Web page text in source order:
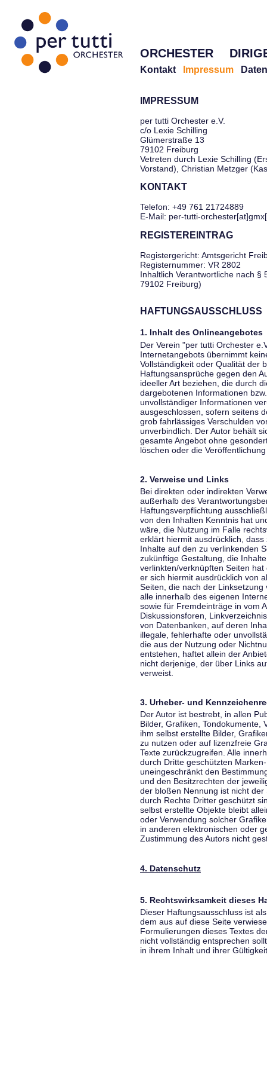
ORCHESTER
Kontakt Impressum
IMPRESSUM
per tutti Orchester e.V.
c/o Lexie Schilling
Glümerstraße 13
79102 Freiburg
Vetreten durch Lexie Schilling
Vorstand), Christian Metzger
KONTAKT
Telefon: +49 761 21724889
E-Mail: per-tutti-
REGISTEREINTRAG
Registergericht: Amtsgericht
Registernummer: VR 2802
Inhaltlich Verantwortliche nach §
79102 Freiburg)
HAFTUNGSAUSSCHLUSS
1. Inhalt des Onlineangebotes
Der Verein "per tutti Orchester
Internetangebots übernimmt
Vollständigkeit oder Qualität der
Haftungsansprüche gegen den
ideeller Art beziehen, die durch
dargebotenen Informationen
unvollständiger Informationen
ausgeschlossen, sofern seitens
grob fahrlässiges Verschulden
unverbindlich. Der Autor behält
gesamte Angebot ohne
löschen oder die
2. Verweise und Links
Bei direkten oder indirekten
außerhalb des
Haftungsverpflichtung
von den Inhalten Kenntnis hat
wäre, die Nutzung im Falle
erklärt hiermit ausdrücklich,
Inhalte auf den zu verlinkenden
zukünftige Gestaltung, die
verlinkten/verknüpften Seiten
er sich hiermit ausdrücklich von
Seiten, die nach der
alle innerhalb des eigenen
sowie für Fremdeinträge in vom
Diskussionsforen,
von Datenbanken, auf deren
illegale, fehlerhafte oder
die aus der Nutzung oder
entstehen, haftet allein der
nicht derjenige, der über Links
verweist.
3. Urheber- und
Der Autor ist bestrebt, in allen
Bilder, Grafiken, Tondokumente,
ihm selbst erstellte Bilder,
zu nutzen oder auf lizenzfreie
Texte zurückzugreifen. Alle
durch Dritte geschützten
uneingeschränkt den
und den Besitzrechten der
der bloßen Nennung ist nicht
durch Rechte Dritter geschützt
selbst erstellte Objekte bleibt
oder Verwendung solcher
in anderen elektronischen oder
Zustimmung des Autors nicht
4. Datenschutz
5. Rechtswirksamkeit dieses
Dieser Haftungsausschluss ist
dem aus auf diese Seite
Formulierungen dieses Textes
nicht vollständig entsprechen
in ihrem Inhalt und ihrer